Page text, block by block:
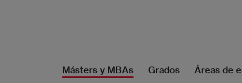
Másters y MBAs Grados Áreas de